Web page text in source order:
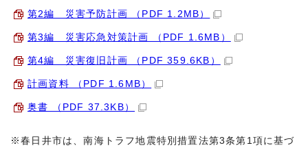
第2編 災害予防計画 （PDF 1.2MB）
第3編 災害応急対策計画 （PDF 1.6MB）
第4編 災害復旧計画 （PDF 359.6KB）
計画資料 （PDF 1.6MB）
奥書 （PDF 37.3KB）
※春日井市は、南海トラフ地震特別措置法第3条第1項に基づ